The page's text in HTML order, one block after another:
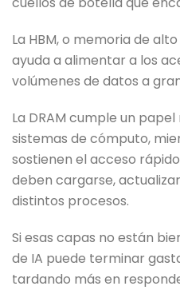
La HBM, o memoria de
ayuda a alimentar a los
volúmenes de datos a
La DRAM cumple un
sistemas de cómputo,
sostienen el acceso
deben cargarse,
distintos procesos.
Si esas capas no están
de IA puede terminar
tardando más en